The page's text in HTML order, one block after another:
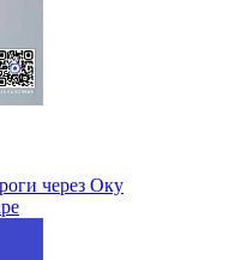
через Оку